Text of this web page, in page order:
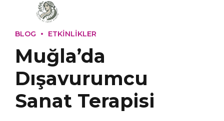
BLOG ETKINLIKLER
Muğla’da
Dışavurumcu
Sanat Terapisi